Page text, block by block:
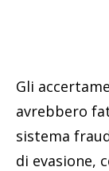
Gli
avrebbero
sistema
di evasione,